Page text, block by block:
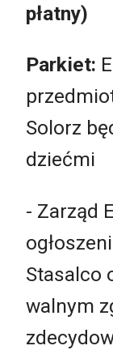
płatny)
Parkiet:
Solorz
dziećmi
- Zarząd
Stasalco
walnym